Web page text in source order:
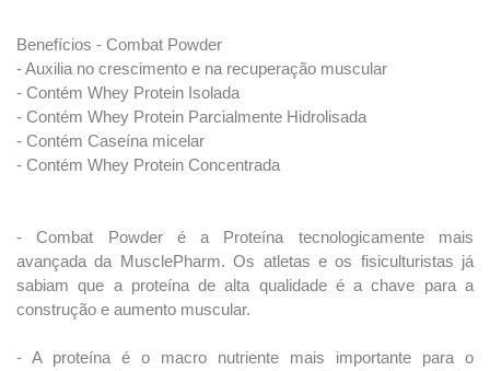
Benefícios - Combat Powder
- Auxilia no crescimento e na recuperação muscular
- Contém Whey Protein Isolada
- Contém Whey Protein Parcialmente Hidrolisada
- Contém Caseína micelar
- Contém Whey Protein Concentrada
- Combat Powder é a Proteína tecnologicamente mais
avançada da MusclePharm. Os atletas e os fisiculturistas já
sabiam que a proteína de alta qualidade é a chave para a
construção e aumento muscular.
- A proteína é o macro nutriente mais importante para o